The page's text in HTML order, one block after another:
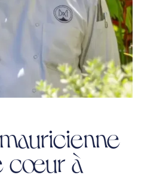
cœur à